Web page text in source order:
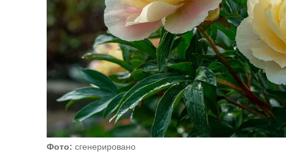
Фото: сгенерировано